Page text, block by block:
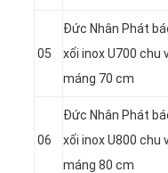
05
Đức Nhân Phát
xối inox U700 chu
máng 70 cm
06
Đức Nhân Phát
xối inox U800 chu
máng 80 cm